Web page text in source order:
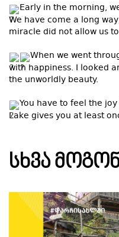
Early in the morning,
We have come a long
miracle did not allow us
When we went
with happiness. I looked
the unworldly beauty.
You have to feel the
Lake gives you at least
ᲡᲮᲕᲐ